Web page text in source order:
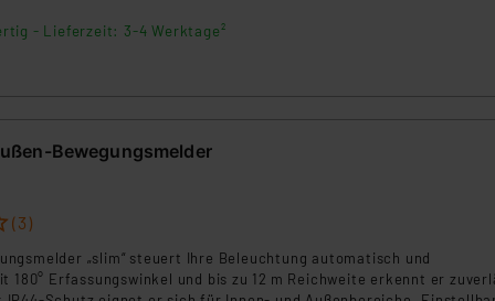
verarbeiten, ohne dass hiergegen Klagemöglichkeiten
- Lieferzeit: 3-4 Werktage²
Bewegungsmelder
(3)
„slim“ steuert Ihre Beleuchtung automatisch und
180° Erfassungswinkel und bis zu 12 m Reichweite erkennt er